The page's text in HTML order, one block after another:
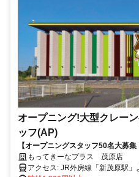
オープニング!大型クレー
ッフ(AP)
【オープニングスタッフ50名大募
に楽しく働きませんか？県内最大級
上陸！！！未経験OK！☆髪色・髪
もってきーなプラス 茂原店
アクセス: JR外房線「新茂原駅」より車で5分 ＊国道128号線、腰当